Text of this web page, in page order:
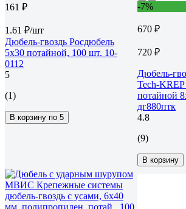
161 ₽
1.61 ₽/шт
Дюбель-гвоздь Росдюбель
5х30 потайной, 100 шт. 10-
0112
5
(1)
В корзину по 5
-7%
670 ₽
720 ₽
Дюбель-
Tech-
потайной
дг880птк
4.8
(9)
В корзину